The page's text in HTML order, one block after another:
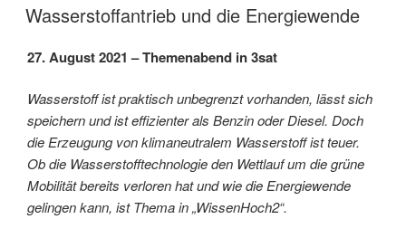
Wasserstoffantrieb und die Energiewende
27. August 2021 – Themenabend in 3sat
Wasserstoff ist praktisch unbegrenzt vorhanden, lässt sich
speichern und ist effizienter als Benzin oder Diesel. Doch
die Erzeugung von klimaneutralem Wasserstoff ist teuer.
Ob die Wasserstofftechnologie den Wettlauf um die grüne
Mobilität bereits verloren hat und wie die Energiewende
gelingen kann, ist Thema in „WissenHoch2“.